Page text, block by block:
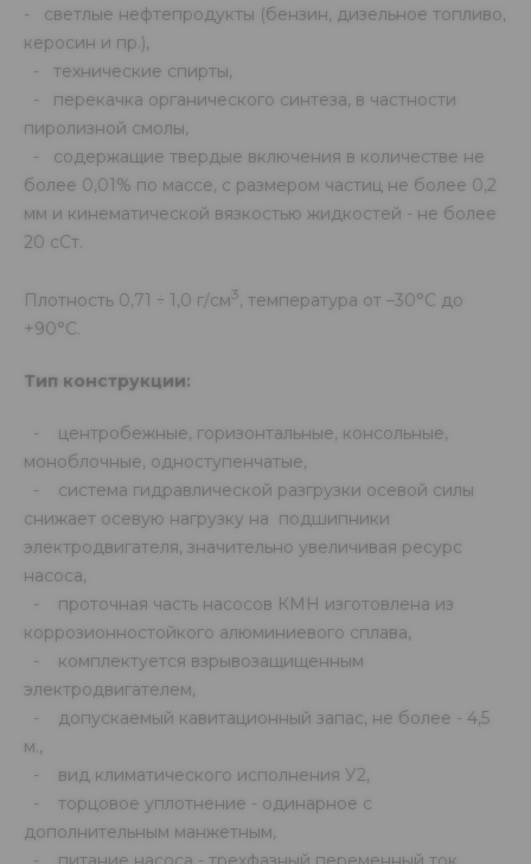
- светлые нефтепродукты (бензин, дизельное топливо,
керосин и пр.),
- технические спирты,
- перекачка органического синтеза, в частности
пиролизной смолы,
- содержащие твердые включения в количестве не
более 0,01% по массе, с размером частиц не более 0,2
мм и кинематической вязкостью жидкостей - не более
20 сСт.
Плотность 0,71 ÷ 1,0 г/см3, температура от –30°С до
+90°С.
Тип конструкции:
- центробежные, горизонтальные, консольные,
моноблочные, одноступенчатые,
- система гидравлической разгрузки осевой силы
снижает осевую нагрузку на подшипники
электродвигателя, значительно увеличивая ресурс
насоса,
- проточная часть насосов КМН изготовлена из
коррозионностойкого алюминиевого сплава,
- комплектуется взрывозащищенным
электродвигателем,
- допускаемый кавитационный запас, не более - 4,5
м.,
- вид климатического исполнения У2,
- торцовое уплотнение - одинарное с
дополнительным манжетным,